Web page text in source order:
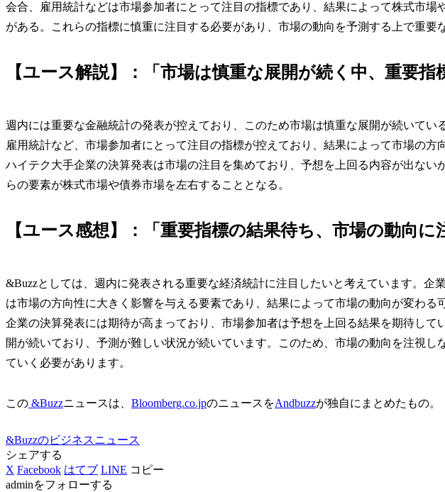
会合、雇用統計などは市場参加者にとって注目の指標であり、結果によって株式市場
がある。これらの指標に慎重に注目する必要があり、市場の動向を予測する上で重要
【ユース解説】：「市場は慎重な展開が続く中、重要指
週内には重要な金融統計の発表が控えており、このため市場は慎重な展開が続いてい
雇用統計など、市場参加者にとって注目の指標が控えており、結果によって市場の方
ハイテク大手企業の決算発表は市場の注目を集めており、予想を上回る内容が出ない
らの要素が株式市場や債券市場を左右することとなる。
【ユース感想】：「重要指標の結果待ち、市場の動向に
&Buzzとしては、週内に発表される重要な経済統計に注目したいと考えています。企
は市場の方向性に大きく影響を与える要素であり、結果によって市場の動向が変わる
企業の決算発表には期待が高まっており、市場参加者は予想を上回る結果を期待して
開が続いており、予測が難しい状況が続いています。このため、市場の動向を注視し
ていく必要があります。
この &Buzzニュースは、 Bloomberg.co.jpのニュースをAndbuzzが独自にまとめたもの。
&Buzzのビジネスニュース
シェアする
X Facebook はてブ LINE コピー
adminをフォローする